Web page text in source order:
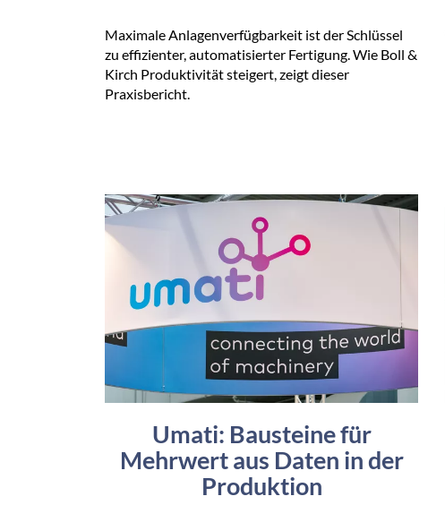
Maximale Anlagenverfügbarkeit ist der Schlüssel
zu effizienter, automatisierter Fertigung. Wie Boll &
Kirch Produktivität steigert, zeigt dieser
Praxisbericht.
Umati: Bausteine für
Mehrwert aus Daten in der
Produktion